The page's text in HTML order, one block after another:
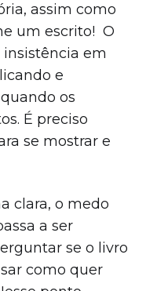
assim como
um escrito! O
em
e
os
É preciso
se mostrar e
clara, o medo
a ser
se o livro
como quer